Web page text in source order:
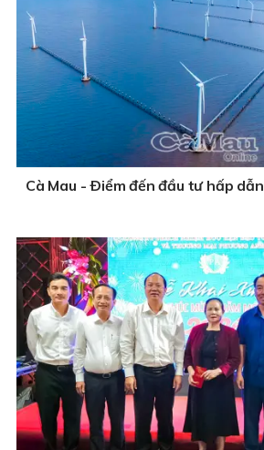
Cà Mau - Ðiểm đến đầu tư hấp dẫn